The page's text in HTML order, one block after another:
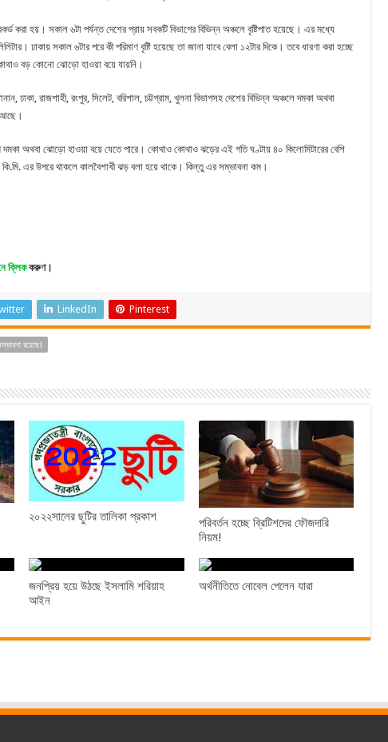
করা হয়। সকাল ৬টা পর্যন্ত দেশের প্রায় সবকটি বিভাগের বিভিন্ন অঞ্চলে বৃষ্টিপাত হয়েছে। এর মধ্যে
ঢাকায় সকাল ৬টার পরে কী পরিমাণ বৃষ্টি হয়েছে তা জানা যাবে বেলা ১২টার দিকে। তবে ধারণা করা হচ্ছে
বড় কোনো ঝোড়ো হাওয়া বয়ে যায়নি।
ঢাকা, রাজশাহী, রংপুর, সিলেট, বরিশাল, চট্টগ্রাম, খুলনা বিভাগসহ দেশের বিভিন্ন অঞ্চলে দমকা অথবা
আছে।
দমকা অথবা ঝোড়ো হাওয়া বয়ে যেতে পারে। কোথাও কোথাও ঝড়ের এই গতি ঘণ্টায় ৪০ কিলোমিটারের বেশি
এর উপরে থাকলে কালবৈশাখী ঝড় বলা হয়ে থাকে। কিন্তু এর সম্ভাবনা কম।
ক্লিককরুণ।
LinkedIn Pinterest
রয়েছে!
২০২২সালের ছুটির তালিকা প্রকাশ
পরিবর্তন হচ্ছে ব্রিটিশদের ফৌজদারি
নিয়ম!
জনপ্রিয় হয়ে উঠছে ইসলামি শরিয়াহ
আইন
অর্থনীতিতে নোবেল পেলেন যারা